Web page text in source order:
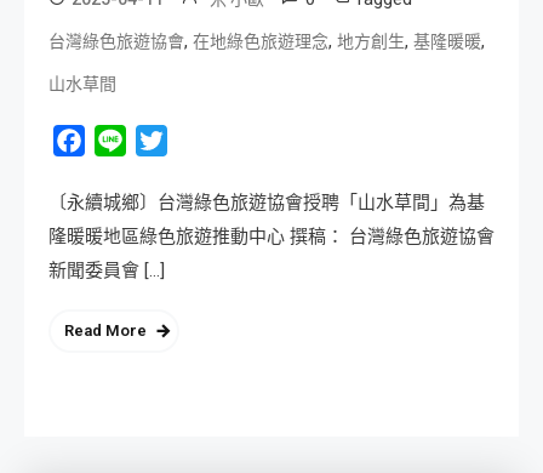
台灣綠色旅遊協會, 在地綠色旅遊理念, 地方創生, 基隆暖暖,
山水草間
Facebook
Line
〔永續城鄉〕台灣綠色旅遊協會授聘「山水草間」為基
隆暖暖地區綠色旅遊推動中心 撰稿： 台灣綠色旅遊協會
新聞委員會 […]
Read More